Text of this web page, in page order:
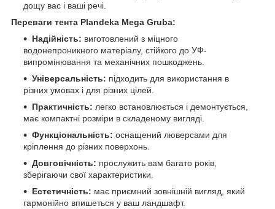
дощу вас і ваші речі.
Переваги тента Plandeka Mega Gruba:
Надійність: виготовлений з міцного
водонепроникного матеріалу, стійкого до УФ-
випромінювання та механічних пошкоджень.
Універсальність: підходить для використання в
різних умовах і для різних цілей.
Практичність: легко встановлюється і демонтується,
має компактні розміри в складеному вигляді.
Функціональність: оснащений люверсами для
кріплення до різних поверхонь.
Довговічність: прослужить вам багато років,
зберігаючи свої характеристики.
Естетичність: має приємний зовнішній вигляд, який
гармонійно впишеться у ваш ландшафт.